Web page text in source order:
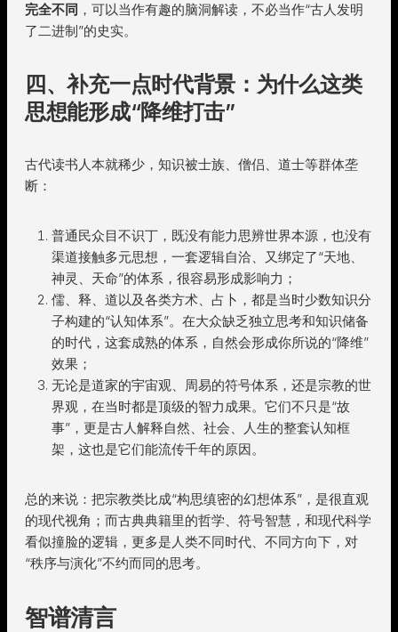
完全不同 ，可以当作有趣的脑洞解读，不必当作“古人发明
了二进制”的史实。
四、补充一点时代背景：为什么这类
思想能形成“降维打击”
古代读书人本就稀少，知识被士族、僧侣、道士等群体垄
断：
普通民众目不识丁，既没有能力思辨世界本源，也没有
渠道接触多元思想，一套逻辑自洽、又绑定了“天地、
神灵、天命”的体系，很容易形成影响力；
儒、释、道以及各类方术、占卜，都是当时少数知识分
子构建的“认知体系”。在大众缺乏独立思考和知识储备
的时代，这套成熟的体系，自然会形成你所说的“降维”
效果；
无论是道家的宇宙观、周易的符号体系，还是宗教的世
界观，在当时都是顶级的智力成果。它们不只是“故
事”，更是古人解释自然、社会、人生的整套认知框
架，这也是它们能流传千年的原因。
总的来说：把宗教类比成“构思缜密的幻想体系”，是很直观
的现代视角；而古典典籍里的哲学、符号智慧，和现代科学
看似撞脸的逻辑，更多是人类不同时代、不同方向下，对
“秩序与演化”不约而同的思考。
智谱清言